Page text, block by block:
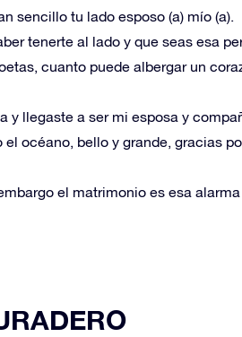
sencillo tu lado esposo (a) mío (a).
tenerte al lado y que seas esa
cuanto puede albergar un
y llegaste a ser mi esposa y
océano, bello y grande, gracias
el matrimonio es esa